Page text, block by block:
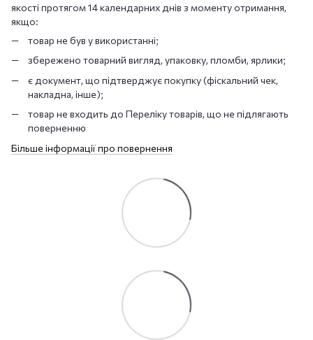
якості протягом 14 календарних днів з моменту отримання,
якщо:
товар не був у використанні;
збережено товарний вигляд, упаковку, пломби, ярлики;
є документ, що підтверджує покупку (фіскальний чек,
накладна, інше);
товар не входить до Переліку товарів, що не підлягають
поверненню
Більше інформації про повернення